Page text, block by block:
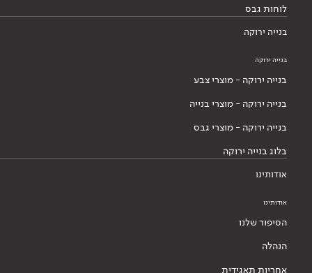
לוחות גבס
בנייה ירוקה
בנייה ירוקה
בנייה ירוקה - מוצרי צבע
בנייה ירוקה - מוצרי בנייה
בנייה ירוקה - מוצרי גבס
בלוג בנייה ירוקה
אודותינו
אודותינו
הסיפור שלנו
הנהלה
אחריות תאגידית